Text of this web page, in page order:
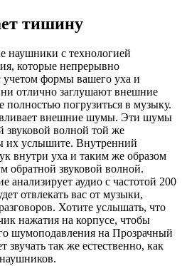
тишину
наушники с технологией
которые непрерывно
учетом формы вашего уха и
отлично заглушают внешние
погрузиться в музыку.
внешние шумы. Эти шумы
звуковой волной той же
их услышите. Внутренний
внутри уха и таким же образом
обратной звуковой волной.
анализирует аудио с частотой 200
отвлекать вас от музыки,
Хотите услышать, что
нажатия на корпусе, чтобы
шумоподавления на Прозрачный
так же естественно, как